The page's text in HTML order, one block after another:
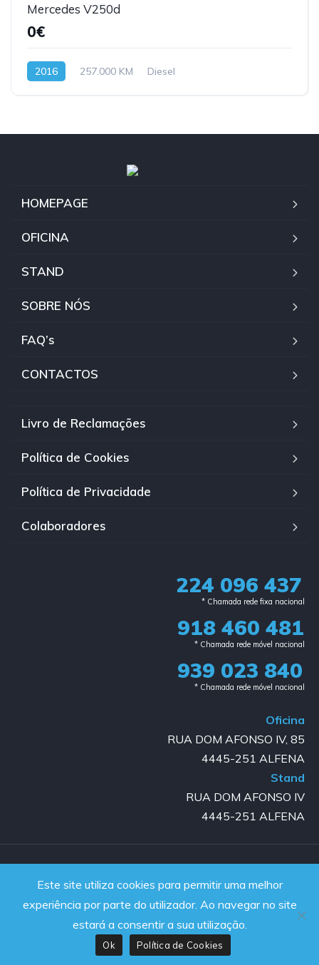
Mercedes V250d
0€
2016 257.000 KM Diesel
HOMEPAGE
OFICINA
STAND
SOBRE NÓS
FAQ’s
CONTACTOS
Livro de Reclamações
Política de Cookies
Política de Privacidade
Colaboradores
224 096 437
* Chamada rede fixa nacional​
918 460 481
* Chamada rede móvel nacional
939 023 840​
* Chamada rede móvel nacional
Oficina
RUA DOM AFONSO IV, 85
4445-251 ALFENA
Stand
RUA DOM AFONSO IV
4445-251 ALFENA
Powered by JanelaWeb
Este site utiliza cookies para permitir uma melhor
experiência por parte do utilizador. Ao navegar no site
estará a consentir a sua utilização.
Ok Política de Cookies